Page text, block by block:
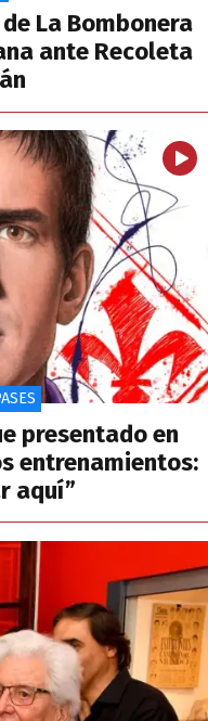
La Bombonera
ante Recoleta
presentado en
entrenamientos:
aquí”